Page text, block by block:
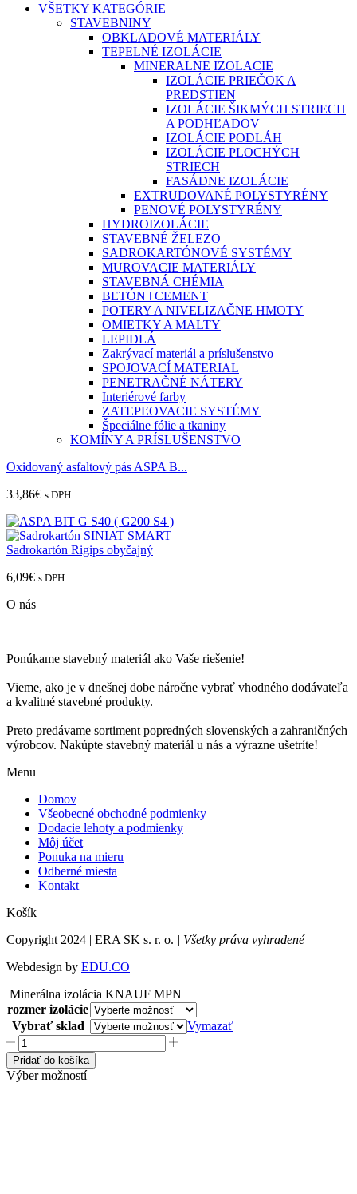
VŠETKY KATEGÓRIE
STAVEBNINY
OBKLADOVÉ MATERIÁLY
TEPELNÉ IZOLÁCIE
MINERALNE IZOLACIE
IZOLÁCIE PRIEČOK A
PREDSTIEN
IZOLÁCIE ŠIKMÝCH STRIECH
A PODHĽADOV
IZOLÁCIE PODLÁH
IZOLÁCIE PLOCHÝCH
STRIECH
FASÁDNE IZOLÁCIE
EXTRUDOVANÉ POLYSTYRÉNY
PENOVÉ POLYSTYRÉNY
HYDROIZOLÁCIE
STAVEBNÉ ŽELEZO
SADROKARTÓNOVÉ SYSTÉMY
MUROVACIE MATERIÁLY
STAVEBNÁ CHÉMIA
BETÓN ǀ CEMENT
POTERY A NIVELIZAČNE HMOTY
OMIETKY A MALTY
LEPIDLÁ
Zakrývací materiál a príslušenstvo
SPOJOVACÍ MATERIAL
PENETRAČNÉ NÁTERY
Interiérové farby
ZATEPĽOVACIE SYSTÉMY
Špeciálne fólie a tkaniny
KOMÍNY A PRÍSLUŠENSTVO
Oxidovaný asfaltový pás ASPA B...
33,86€ s DPH
Sadrokartón Rigips obyčajný
6,09€ s DPH
O nás
Ponúkame stavebný materiál ako Vaše riešenie!
Vieme, ako je v dnešnej dobe náročne vybrať vhodného dodávateľa
a kvalitné stavebné produkty.
Preto predávame sortiment popredných slovenských a zahraničných
výrobcov. Nakúpte stavebný materiál u nás a výrazne ušetríte!
Menu
Domov
Všeobecné obchodné podmienky
Dodacie lehoty a podmienky
Môj účet
Ponuka na mieru
Odberné miesta
Kontakt
Košík
Copyright 2024 | ERA SK s. r. o. | Všetky práva vyhradené
Webdesign by EDU.CO
Minerálna izolácia KNAUF MPN
rozmer izolácie
Vybrať sklad
Vymazať
Pridať do košíka
Výber možností